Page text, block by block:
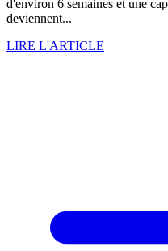
d'environ 6 semaines et une
deviennent...
LIRE L'ARTICLE